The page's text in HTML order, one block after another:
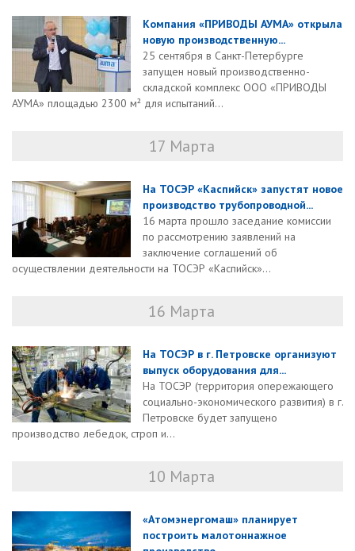
Компания «ПРИВОДЫ АУМА» открыла
новую производственную...
25 сентября в Санкт-Петербурге
запущен новый производственно-
складской комплекс ООО «ПРИВОДЫ
АУМА» площадью 2300 м² для испытаний...
17 Марта
На ТОСЭР «Каспийск» запустят новое
производство трубопроводной...
16 марта прошло заседание комиссии
по рассмотрению заявлений на
заключение соглашений об
осуществлении деятельности на ТОСЭР «Каспийск»...
16 Марта
На ТОСЭР в г. Петровске организуют
выпуск оборудования для...
На ТОСЭР (территория опережающего
социально-экономического развития) в г.
Петровске будет запущено
производство лебедок, строп и...
10 Марта
«Атомэнергомаш» планирует
построить малотоннажное